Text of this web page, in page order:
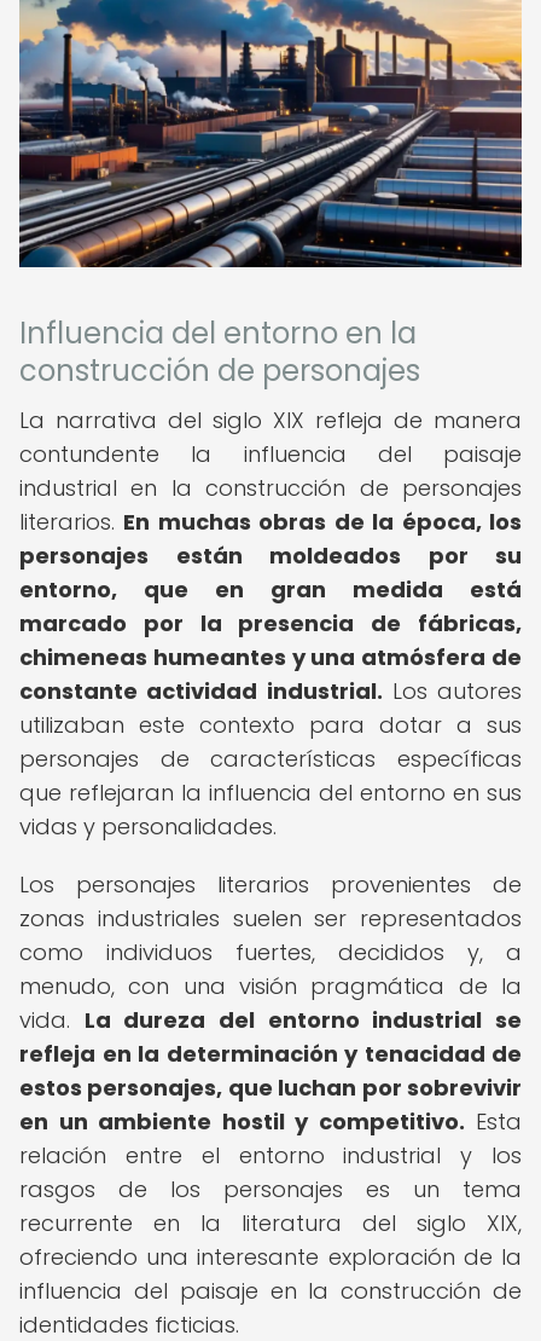
Influencia del entorno en la
construcción de personajes
La narrativa del siglo XIX refleja de manera
contundente la influencia del paisaje
industrial en la construcción de personajes
literarios. En muchas obras de la época, los
personajes están moldeados por su
entorno, que en gran medida está
marcado por la presencia de fábricas,
chimeneas humeantes y una atmósfera de
constante actividad industrial. Los autores
utilizaban este contexto para dotar a sus
personajes de características específicas
que reflejaran la influencia del entorno en sus
vidas y personalidades.
Los personajes literarios provenientes de
zonas industriales suelen ser representados
como individuos fuertes, decididos y, a
menudo, con una visión pragmática de la
vida. La dureza del entorno industrial se
refleja en la determinación y tenacidad de
estos personajes, que luchan por sobrevivir
en un ambiente hostil y competitivo. Esta
relación entre el entorno industrial y los
rasgos de los personajes es un tema
recurrente en la literatura del siglo XIX,
ofreciendo una interesante exploración de la
influencia del paisaje en la construcción de
identidades ficticias.